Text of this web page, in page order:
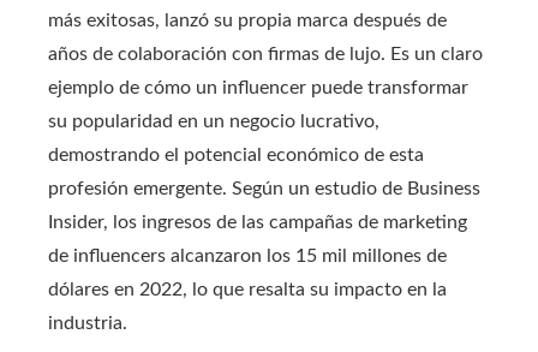
más exitosas, lanzó su propia marca después de
años de colaboración con firmas de lujo. Es un claro
ejemplo de cómo un influencer puede transformar
su popularidad en un negocio lucrativo,
demostrando el potencial económico de esta
profesión emergente. Según un estudio de Business
Insider, los ingresos de las campañas de marketing
de influencers alcanzaron los 15 mil millones de
dólares en 2022, lo que resalta su impacto en la
industria.